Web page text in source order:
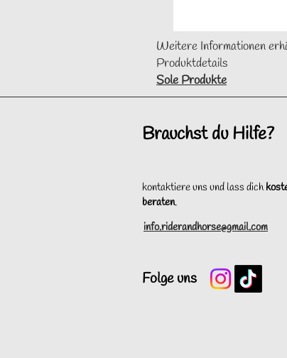
Weitere Informationen
Produktdetails
Sole Produkte
Brauchst du Hilfe?
kontaktiere uns und lass dich
beraten.
info.riderandhorse@gmail.com
Folge uns